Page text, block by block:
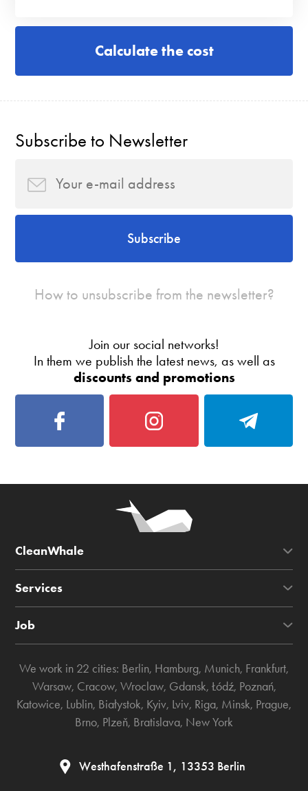
Calculate the cost
Subscribe to Newsletter
Subscribe
How to unsubscribe from the newsletter?
Join our social networks!
In them we publish the latest news, as well as
discounts and promotions
CleanWhale
Services
Job
We work in 22 cities: Berlin, Hamburg, Munich, Frankfurt,
Warsaw, Cracow, Wroclaw, Gdansk, Łódź, Poznań,
Katowice, Lublin, Białystok, Kyiv, Lviv, Riga, Minsk, Prague,
Brno, Plzeň, Bratislava, New York
Westhafenstraße 1, 13353 Berlin